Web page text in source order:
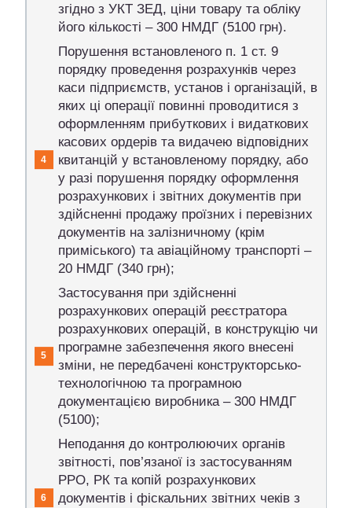
згідно з УКТ ЗЕД, ціни товару та обліку
його кількості – 300 НМДГ (5100 грн).
Порушення встановленого п. 1 ст. 9
порядку проведення розрахунків через
каси підприємств, установ і організацій, в
яких ці операції повинні проводитися з
оформленням прибуткових і видаткових
касових ордерів та видачею відповідних
квитанцій у встановленому порядку, або
у разі порушення порядку оформлення
розрахункових і звітних документів при
здійсненні продажу проїзних і перевізних
документів на залізничному (крім
приміського) та авіаційному транспорті –
20 НМДГ (340 грн);
Застосування при здійсненні
розрахункових операцій реєстратора
розрахункових операцій, в конструкцію чи
програмне забезпечення якого внесені
зміни, не передбачені конструкторсько-
технологічною та програмною
документацією виробника – 300 НМДГ
(5100);
Неподання до контролюючих органів
звітності, пов’язаної із застосуванням
РРО, РК та копій розрахункових
документів і фіскальних звітних чеків з